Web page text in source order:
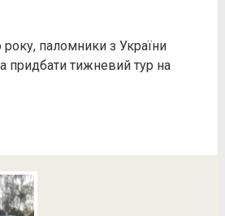
року, паломники з України
придбати тижневий тур на